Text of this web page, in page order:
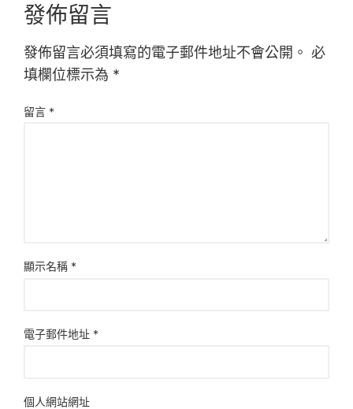
發佈留言
發佈留言必須填寫的電子郵件地址不會公開。 必
填欄位標示為 *
留言 *
顯示名稱 *
電子郵件地址 *
個人網站網址